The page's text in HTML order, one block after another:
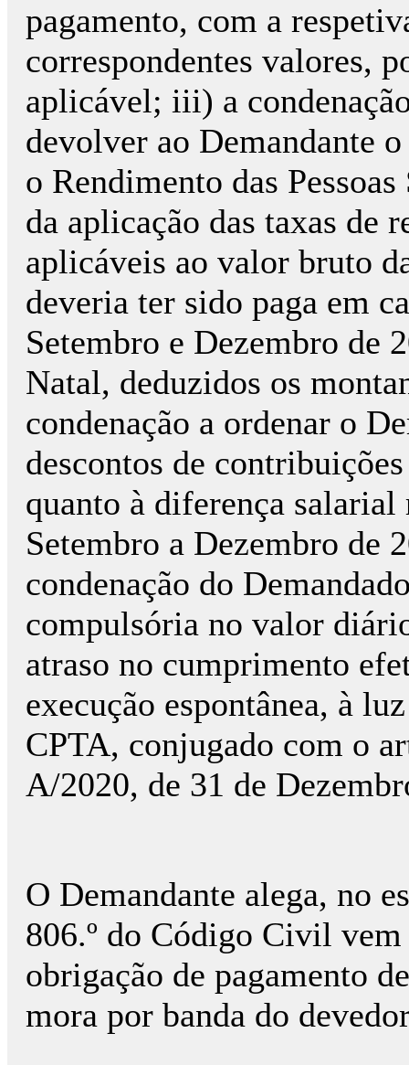
pagamento, com a
correspondentes valores,
aplicável; iii) a
devolver ao Demandante
o Rendimento das
da aplicação das taxas de
aplicáveis ao valor bruto
deveria ter sido paga em
Setembro e Dezembro de
Natal, deduzidos os
condenação a ordenar o
descontos de
quanto à diferença salarial
Setembro a Dezembro de
condenação do
compulsória no valor
atraso no cumprimento
execução espontânea, à
CPTA, conjugado com o
A/2020, de 31 de
O Demandante alega, no
806.º do Código Civil
obrigação de pagamento
mora por banda do